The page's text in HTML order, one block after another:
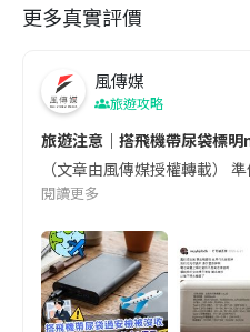
更多真實評價
風傳媒
旅遊攻略
旅遊注意｜搭飛機帶尿袋標
（文章由風傳媒授權轉載）
閱讀更多